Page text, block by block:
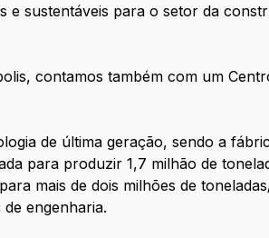
sustentáveis para o setor da
contamos também com um
de última geração, sendo a
para produzir 1,7 milhão de
mais de dois milhões de
engenharia.